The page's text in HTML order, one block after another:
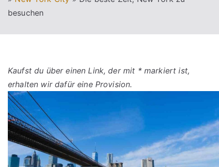
besuchen
Kaufst du über einen Link, der mit * markiert ist,
erhalten wir dafür eine Provision.